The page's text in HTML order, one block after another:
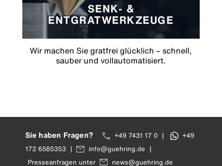
SENK- &
ENTGRATWERKZEUGE
Wir machen Sie gratfrei glücklich – schnell,
sauber und vollautomatisiert.
Sie haben Fragen? +49 7431 17 0 |
+49
172 6585353 | info@guehring.de |
Presseanfragen unter
news@guehring.de